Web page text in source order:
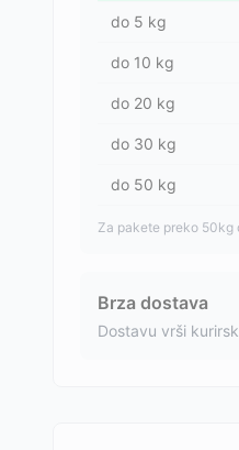
do 5 kg
do 10 kg
do 20 kg
do 30 kg
do 50 kg
Za pakete preko 50kg
Brza dostava
Dostavu vrši